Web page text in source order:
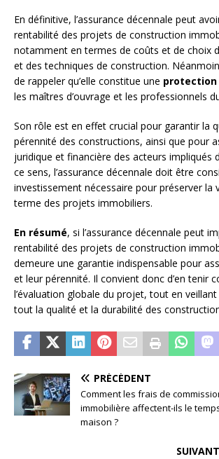
En définitive, l’assurance décennale peut
rentabilité des projets de construction
notamment en termes de coûts et de choix
et des techniques de construction.
de rappeler qu’elle constitue une protection
les maîtres d’ouvrage et les professionnels
Son rôle est en effet crucial pour garantir la
pérennité des constructions, ainsi que pour
juridique et financière des acteurs impliqués
ce sens, l’assurance décennale doit être
investissement nécessaire pour préserver la
terme des projets immobiliers.
En résumé, si l’assurance décennale peut
rentabilité des projets de construction
demeure une garantie indispensable pour
et leur pérennité. Il convient donc d’en tenir
l’évaluation globale du projet, tout en
tout la qualité et la durabilité des
PRÉCÉDENT
Comment les frais de
immobilière affectent-ils le
maison ?
SUIVANT